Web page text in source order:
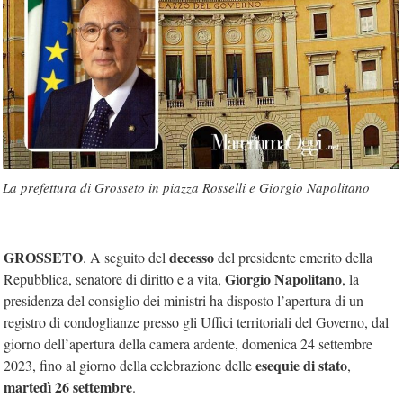
La prefettura di Grosseto in piazza Rosselli e Giorgio Napolitano
GROSSETO. A seguito del decessodel presidente emerito della
Repubblica, senatore di diritto e a vita, Giorgio Napolitano, la
presidenza del consiglio dei ministri ha disposto l’apertura di un
registro di condoglianze presso gli Uffici territoriali del Governo, dal
giorno dell’apertura della camera ardente, domenica 24 settembre
2023, fino al giorno della celebrazione delleesequie di stato,
martedì 26 settembre.